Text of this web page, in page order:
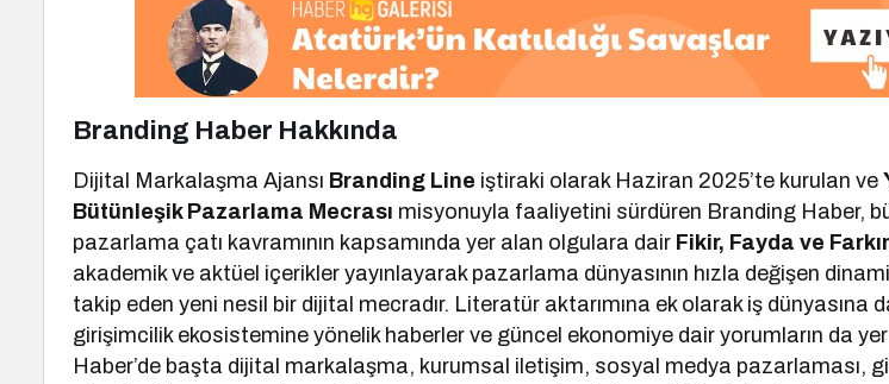
Branding Haber Hakkında
Dijital Markalaşma Ajansı Branding Line iştiraki olarak Haziran 2025’te kurulan ve
Bütünleşik Pazarlama Mecrası misyonuyla faaliyetini sürdüren Branding Haber,
pazarlama çatı kavramının kapsamında yer alan olgulara dair Fikir, Fayda ve
akademik ve aktüel içerikler yayınlayarak pazarlama dünyasının hızla değişen
takip eden yeni nesil bir dijital mecradır. Literatür aktarımına ek olarak iş dünyasına
girişimcilik ekosistemine yönelik haberler ve güncel ekonomiye dair yorumların da yer
Haber’de başta dijital markalaşma, kurumsal iletişim, sosyal medya pazarlaması,